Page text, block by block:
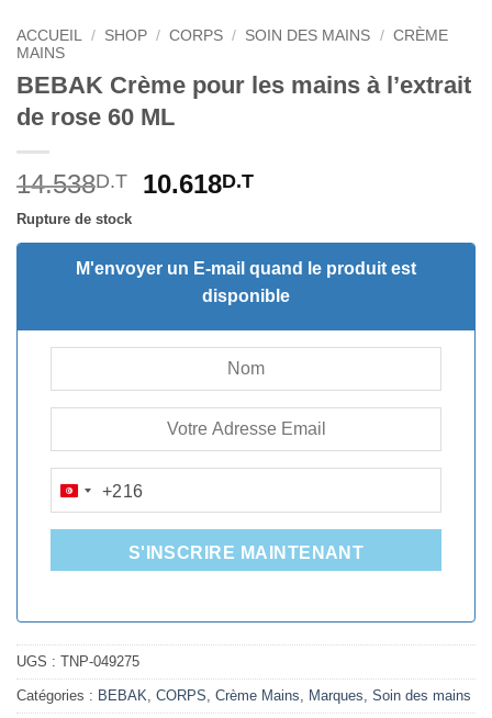
ACCUEIL / SHOP / CORPS / SOIN DES MAINS / CRÈME
MAINS
BEBAK Crème pour les mains à l’extrait
de rose 60 ML
14.538D.T
Le
initial
était :
14.538D.T.
10.618D.TLe
actuel
est :
10.618D.T.
Rupture de stock
M'envoyer un E-mail quand le produit est
disponible
TUNISIA
+216
+216
S'INSCRIRE MAINTENANT
UGS : TNP-049275
Catégories : BEBAK CORPS Crème Mains Marques Soin des mains